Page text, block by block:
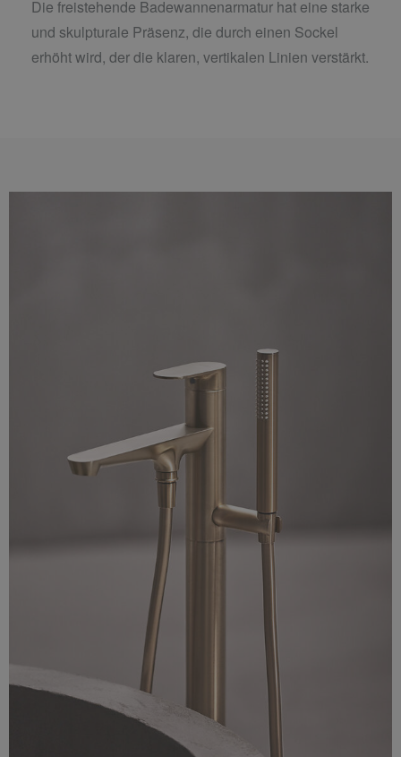
Die freistehende Badewannenarmatur hat eine starke
und skulpturale Präsenz, die durch einen Sockel
erhöht wird, der die klaren, vertikalen Linien verstärkt.